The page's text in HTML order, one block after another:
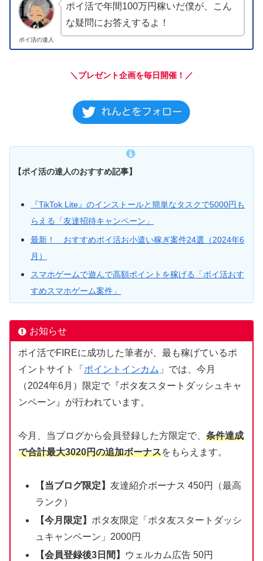
ポイ活の達人
ポイ活で年間100万円稼いだ僕が、こん
な疑問にお答えするよ！
＼プレゼント企画を毎日開催！／
【ポイ活の達人のおすすめ記事】
『TikTok Lite』のインストールと簡単なタスクで5000円も
らえる「友達招待キャンペーン」
最新！ おすすめポイ活お小遣い稼ぎ案件24選（2024年6
月）
スマホゲームで遊んで高額ポイントを稼げる「ポイ活おす
すめスマホゲーム案件」
お知らせ
ポイ活でFIREに成功した筆者が、最も稼げているポ
イントサイト「 ポイントインカム 」では、今月
（2024年6月）限定で『ポタ友スタートダッシュキャ
ンペーン』が行われています。
今月、当ブログから会員登録した方限定で、 条件達成
で合計最大3020円の追加ボーナスをもらえます。
【当ブログ限定】 友達紹介ボーナス 450円（最高
ランク）
【今月限定】 ポタ友限定「ポタ友スタートダッシ
ュキャンペーン」2000円
【会員登録後3日間】
ウェルカム広告 50円